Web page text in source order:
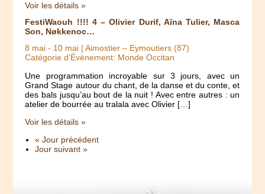
Voir les détails »
FestiWaouh !!!! 4 – Olivier Durif, Aïna Tulier, Masca
Son, Nøkkenoc…
8 mai - 10 mai | Aimostier – Eymoutiers (87)
Catégorie d’Évènement: Monde Occitan
Une programmation incroyable sur 3 jours, avec un
Grand Stage autour du chant, de la danse et du conte, et
des bals jusqu’au bout de la nuit ! Avec entre autres : un
atelier de bourrée au tralala avec Olivier […]
Voir les détails »
« Jour précédent
Jour suivant »